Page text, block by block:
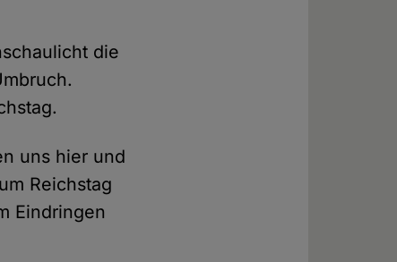
die
uns hier und
Reichstag
Eindringen